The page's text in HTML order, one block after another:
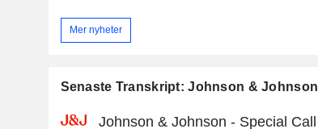
Mer nyheter
Senaste Transkript: Johnson & Johnson
Johnson & Johnson - Special Call